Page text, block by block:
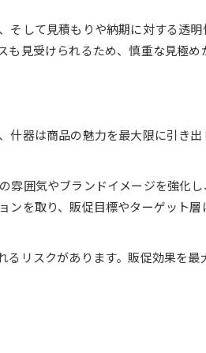
して見積もりや納期に対する透
見受けられるため、慎重な見極め
器は商品の魅力を最大限に引き
囲気やブランドイメージを強化
を取り、販促目標やターゲット
リスクがあります。販促効果を